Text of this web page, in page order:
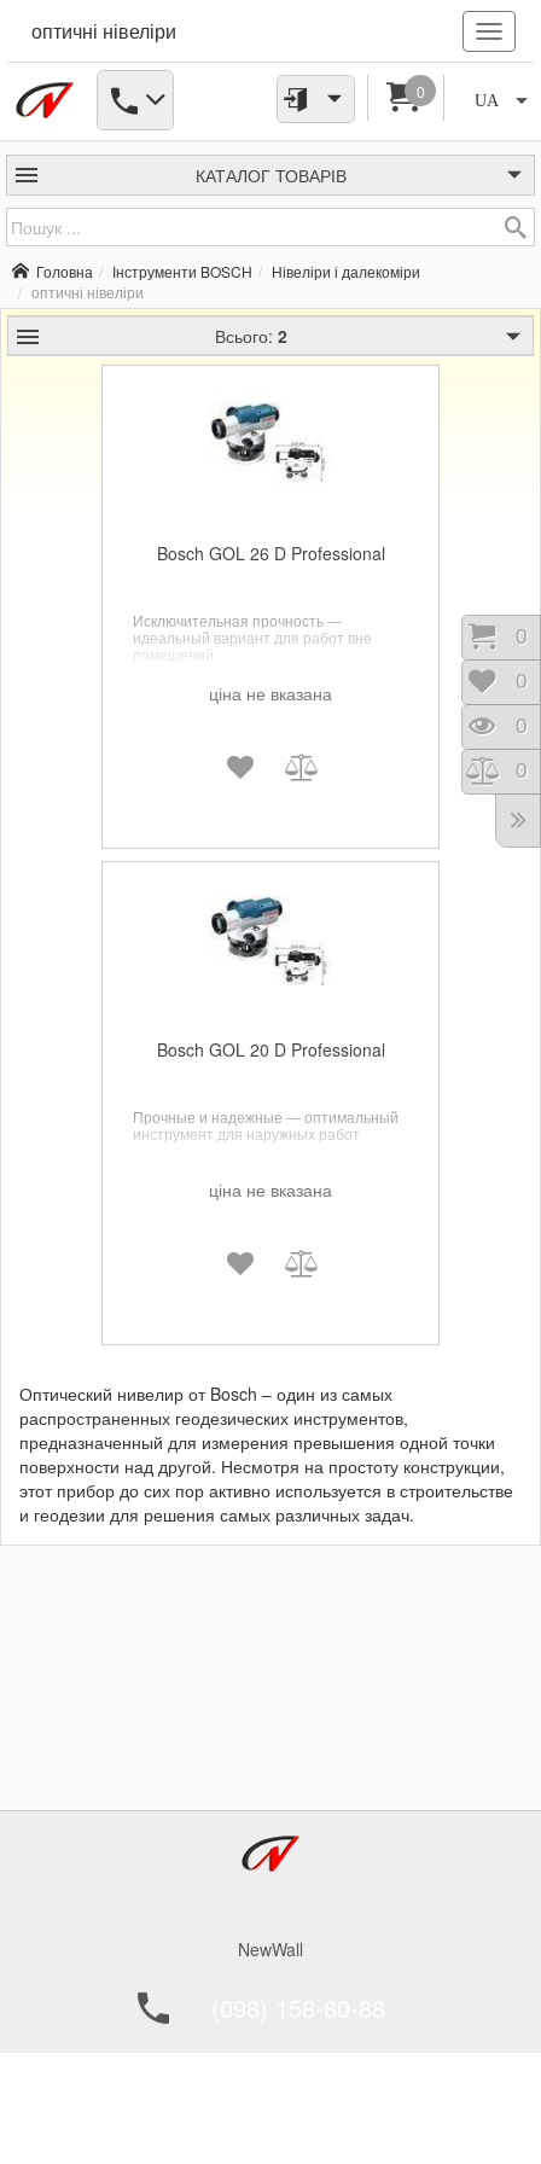
оптичні нівеліри
UA
0
КАТАЛОГ ТОВАРІВ
Головна Інструменти BOSCH
Нівеліри і далекоміри
оптичні нівеліри
Всього: 2
Bosch GOL 26 D Professional
Исключительная прочность —
идеальный вариант для работ вне
помещений
ціна не вказана
Bosch GOL 20 D Professional
Прочные и надежные — оптимальный
инструмент для наружных работ
ціна не вказана
Оптический нивелир от Bosch – один из самых
распространенных геодезических инструментов,
предназначенный для измерения превышения одной точки
поверхности над другой. Несмотря на простоту конструкции,
этот прибор до сих пор активно используется в строительстве
и геодезии для решения самых различных задач.
NewWall
0
0
0
0